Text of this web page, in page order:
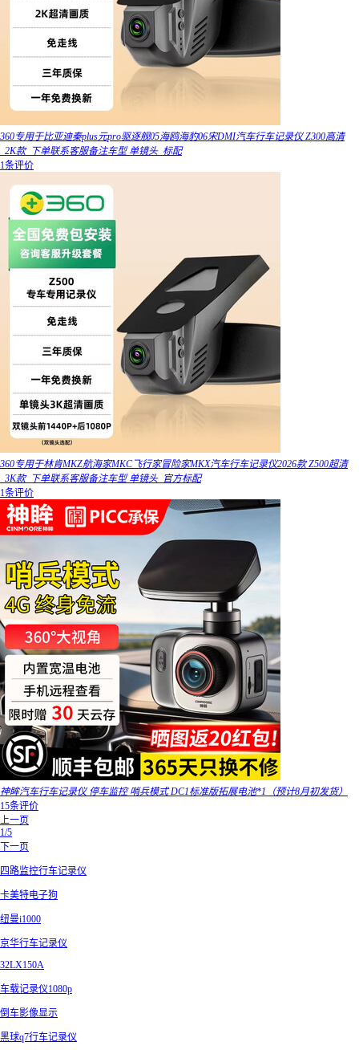
360专用于比亚迪秦plus元pro驱逐舰05海鸥海豹06宋DMI汽车行车记录仪 Z300高清
_2K款_下单联系客服备注车型 单镜头_标配
1条评价
360专用于林肯MKZ航海家MKC飞行家冒险家MKX汽车行车记录仪2026款 Z500超清
_3K款_下单联系客服备注车型 单镜头_官方标配
1条评价
神眸汽车行车记录仪 停车监控 哨兵模式 DC1标准版拓展电池*1（预计8月初发货）
15条评价
上一页
1/5
下一页
四路监控行车记录仪
卡美特电子狗
纽曼i1000
京华行车记录仪
32LX150A
车载记录仪1080p
倒车影像显示
黑球q7行车记录仪